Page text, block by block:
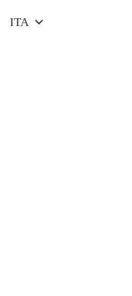
ITA